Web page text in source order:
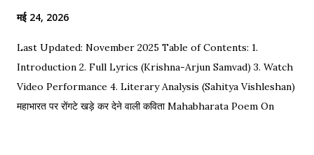
मई 24, 2026
Last Updated: November 2025 Table of Contents: 1.
Introduction 2. Full Lyrics (Krishna-Arjun Samvad) 3. Watch
Video Performance 4. Literary Analysis (Sahitya Vishleshan)
महाभारत पर रोंगटे खड़े कर देने वाली कविता Mahabharata Poem On